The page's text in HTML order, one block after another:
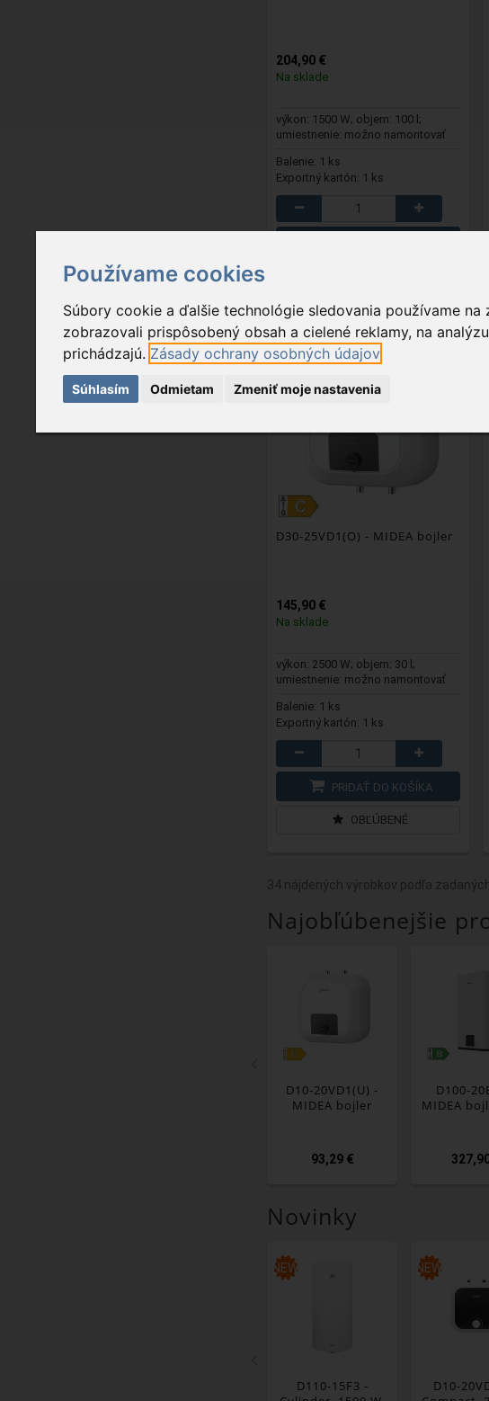
Používame cookies
Súbory cookie a ďalšie technológie sledovania používame
zobrazovali prispôsobený obsah a cielené reklamy, na
prichádzajú. Zásady ochrany osobných údajov
Súhlasím Odmietam Zmeniť moje nastavenia
204,90 €
Na sklade
výkon: 1500 W; objem: 100 l;
umiestnenie: možno namontovať
Balenie: 1 ks
Exportný kartón: 1 ks
D30-25VD1(O) - MIDEA bojler
145,90 €
Na sklade
výkon: 2500 W; objem: 30 l;
umiestnenie: možno namontovať
Balenie: 1 ks
Exportný kartón: 1 ks
PRIDAŤ DO KOŠÍKA
OBĽÚBENÉ
34 nájdených výrobkov podľa
Najobľúbenejšie
D10-20VD1(U) -
MIDEA bojler
93,29 €
D100-
MIDEA
Novinky
NEW
D110-15F3 -
NEW
D10-